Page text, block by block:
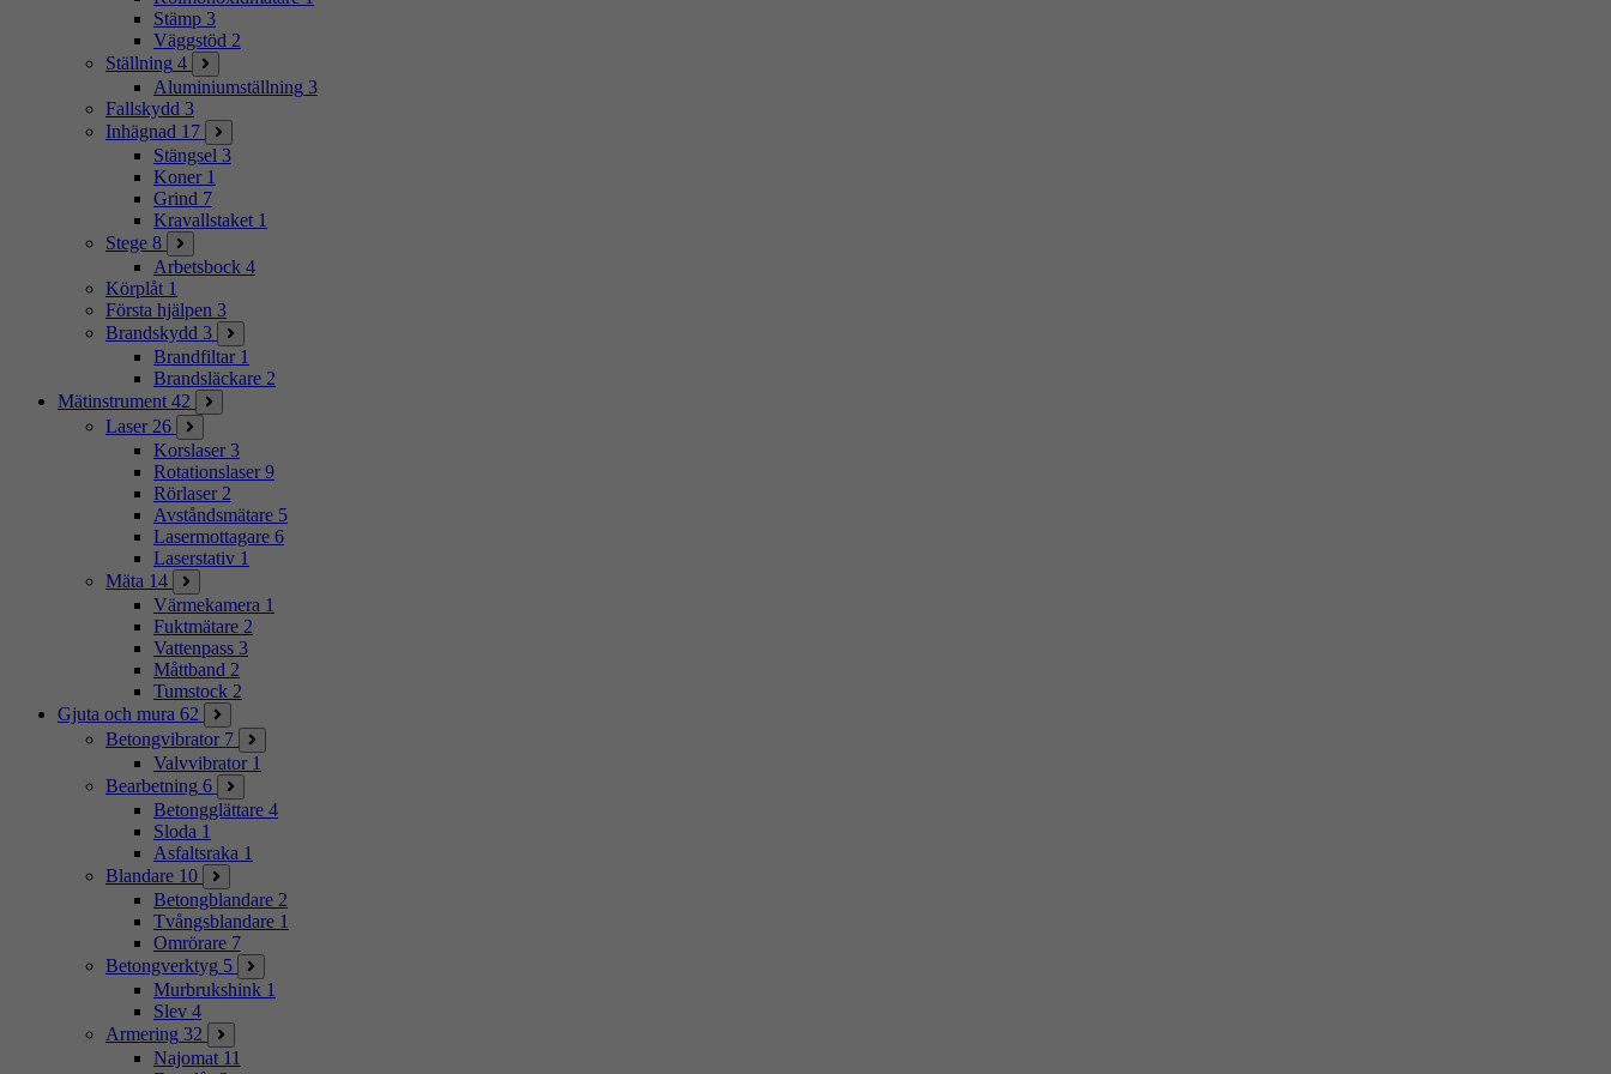
Stämp 3
Väggstöd 2
Ställning 4
Aluminiumställning 3
Fallskydd 3
Inhägnad 17
Stängsel 3
Koner 1
Grind 7
Kravallstaket 1
Stege 8
Arbetsbock 4
Körplåt 1
Första hjälpen 3
Brandskydd 3
Brandfiltar 1
Brandsläckare 2
Mätinstrument 42
Laser 26
Korslaser 3
Rotationslaser 9
Rörlaser 2
Avståndsmätare 5
Lasermottagare 6
Laserstativ 1
Mäta 14
Värmekamera 1
Fuktmätare 2
Vattenpass 3
Måttband 2
Tumstock 2
Gjuta och mura 62
Betongvibrator 7
Valvvibrator 1
Bearbetning 6
Betongglättare 4
Sloda 1
Asfaltsraka 1
Blandare 10
Betongblandare 2
Tvångsblandare 1
Omrörare 7
Betongverktyg 5
Murbrukshink 1
Slev 4
Armering 32
Najomat 11